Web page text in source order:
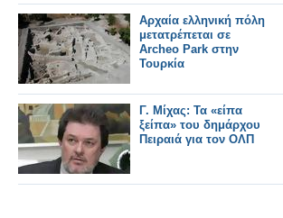
Αρχαία ελληνική πόλη
μετατρέπεται σε
Archeo Park στην
Τουρκία
Γ. Μίχας: Τα «είπα
ξείπα» του δημάρχου
Πειραιά για τον ΟΛΠ